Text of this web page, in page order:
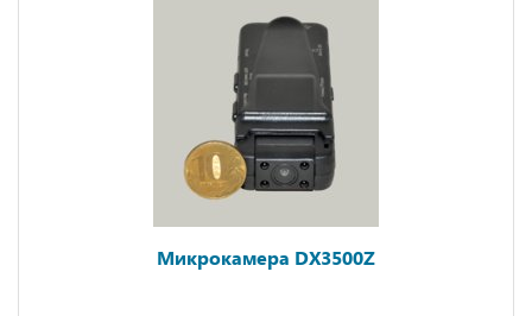
Микрокамера DX3500Z